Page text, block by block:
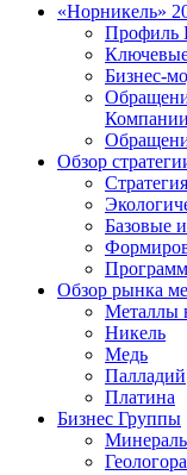
«Норникель»
Профиль
Ключевые
Бизнес-
Компании
Обзор
Базовые
Обзор рынка
Металлы
Никель
Медь
Палладий
Платина
Бизнес Группы